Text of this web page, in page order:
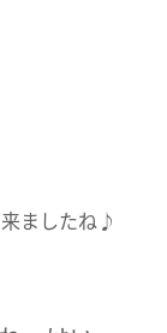
ましたね♪